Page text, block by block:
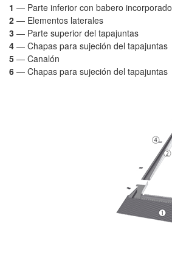
1 — Parte inferior con babero incorporado
2 — Elementos laterales
3 — Parte superior del tapajuntas
4 — Chapas para sujeción del tapajuntas
5 — Canalón
6 — Chapas para sujeción del tapajuntas